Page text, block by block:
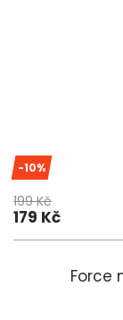
-10%
199 Kč
179 Kč
Force